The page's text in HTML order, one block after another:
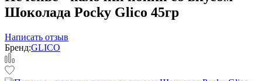
Шоколада Pocky Glico 45гр
Написать отзыв
Бренд:GLICO